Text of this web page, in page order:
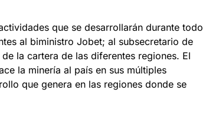
que se desarrollarán durante todo
al biministro Jobet; al subsecretario de
la cartera de las diferentes regiones. El
la minería al país en sus múltiples
que genera en las regiones donde se